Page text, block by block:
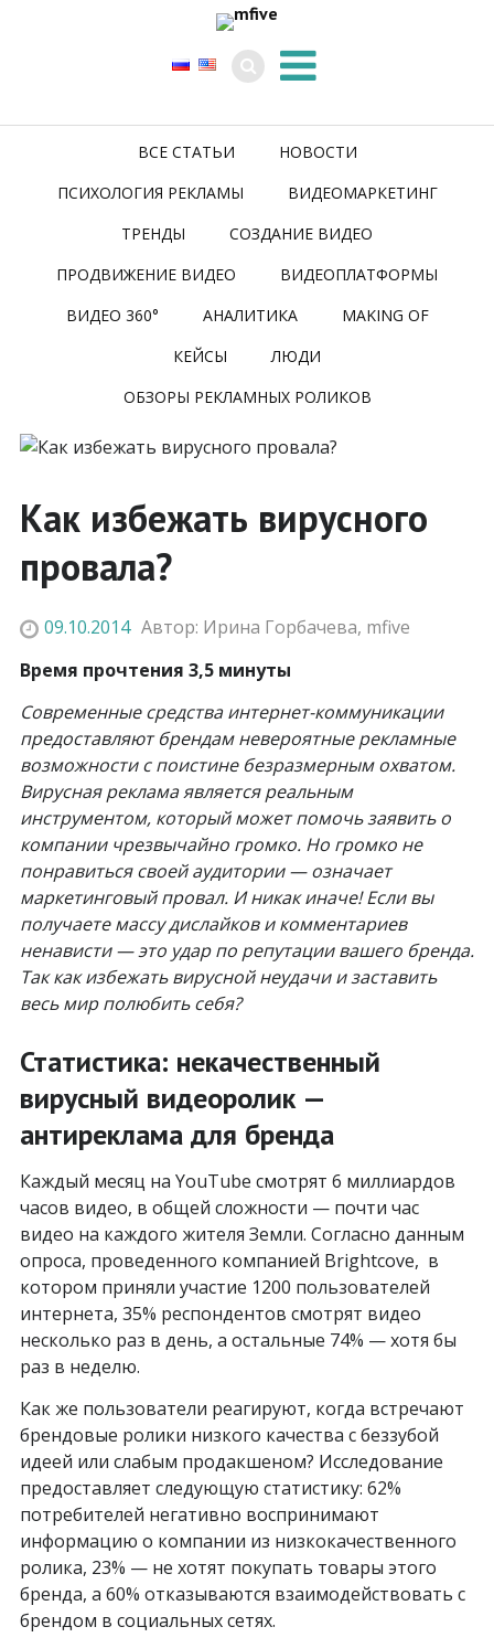
ВСЕ СТАТЬИ
НОВОСТИ
ПСИХОЛОГИЯ РЕКЛАМЫ
ВИДЕОМАРКЕТИНГ
ТРЕНДЫ
СОЗДАНИЕ ВИДЕО
ПРОДВИЖЕНИЕ ВИДЕО
ВИДЕОПЛАТФОРМЫ
ВИДЕО 360°
АНАЛИТИКА
MAKING OF
КЕЙСЫ
ЛЮДИ
ОБЗОРЫ РЕКЛАМНЫХ РОЛИКОВ
Как избежать вирусного
провала?
09.10.2014 Автор: Ирина Горбачева, mfive
Время прочтения 3,5 минуты
Современные средства интернет-коммуникации
предоставляют брендам невероятные рекламные
возможности с поистине безразмерным охватом.
Вирусная реклама является реальным
инструментом, который может помочь заявить о
компании чрезвычайно громко. Но громко не
понравиться своей аудитории — означает
маркетинговый провал. И никак иначе! Если вы
получаете массу дислайков и комментариев
ненависти — это удар по репутации вашего бренда.
Так как избежать вирусной неудачи и заставить
весь мир полюбить себя?
Статистика: некачественный
вирусный видеоролик —
антиреклама для бренда
Каждый месяц на YouTube смотрят 6 миллиардов
часов видео, в общей сложности — почти час
видео на каждого жителя Земли. Согласно данным
опроса, проведенного компанией Brightcove, в
котором приняли участие 1200 пользователей
интернета, 35% респондентов смотрят видео
несколько раз в день, а остальные 74% — хотя бы
раз в неделю.
Как же пользователи реагируют, когда встречают
брендовые ролики низкого качества с беззубой
идеей или слабым продакшеном? Исследование
предоставляет следующую статистику: 62%
потребителей негативно воспринимают
информацию о компании из низкокачественного
ролика, 23% — не хотят покупать товары этого
бренда, а 60% отказываются взаимодействовать с
брендом в социальных сетях.